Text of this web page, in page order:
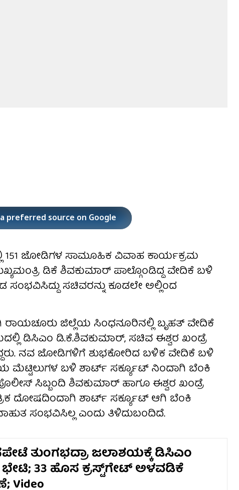
preferred source on Google
151 ಜೋಡಿಗಳ ಸಾಮೂಹಿಕ ವಿವಾಹ ಕಾರ್ಯಕ್ರಮ
ಡಿಕೆ ಶಿವಕುಮಾರ್ ಪಾಲ್ಗೊಂಡಿದ್ದ ವೇದಿಕೆ ಬಳಿ
ಸಚಿವರನ್ನು ಕೂಡಲೇ ಅಲ್ಲಿಂದ
ಜಿಲ್ಲೆಯ ಸಿಂಧನೂರಿನಲ್ಲಿ ಬೃಹತ್ ವೇದಿಕೆ
ಡಿಸಿಎಂ ಡಿ.ಕೆ.ಶಿವಕುಮಾರ್, ಸಚಿವ ಈಶ್ವರ ಖಂಡ್ರೆ
ನವ ಜೋಡಿಗಳಿಗೆ ಶುಭಕೋರಿದ ಬಳಿಕ ವೇದಿಕೆ ಬಳಿ
ಮೆಟ್ಟಿಲುಗಳ ಬಳಿ ಶಾರ್ಟ್ ಸರ್ಕ್ಯೂಟ್ ನಿಂದಾಗಿ ಬೆಂಕಿ
ಸಿಬ್ಬಂದಿ ಶಿವಕುಮಾರ್ ಹಾಗೂ ಈಶ್ವರ ಖಂಡ್ರೆ
ದೋಷದಿಂದಾಗಿ ಶಾರ್ಟ್ ಸರ್ಕ್ಯೂಟ್ ಆಗಿ ಬೆಂಕಿ
ಸಂಭವಿಸಿಲ್ಲ ಎಂದು ತಿಳಿದುಬಂದಿದೆ.
ತುಂಗಭದ್ರಾ ಜಲಾಶಯಕ್ಕೆ ಡಿಸಿಎಂ
33 ಹೊಸ ಕ್ರಸ್ಟ್‌ಗೇಟ್‌ ಅಳವಡಿಕೆ
Video